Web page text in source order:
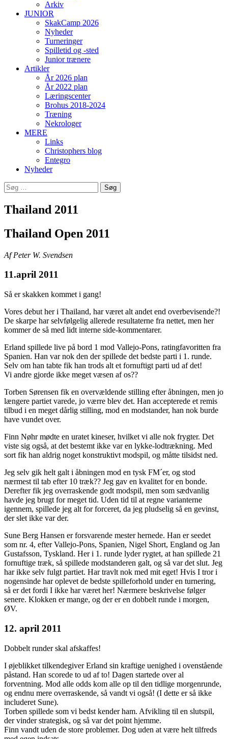
Arkiv
JUNIOR
SkakCamp 2026
Nyheder
Turneringer
Spilletid og -sted
Junior trænere
Artikler
År 2026 plan
År 2022 plan
Læringscenter
Brohus 2018-2024
Træning
Nekrologer
MERE
Links
Christophers blog
Entegro
Nyheder
Søg
efter:
Thailand 2011
Thailand Open 2011
Af Peter W. Svendsen
11.april 2011
Så er skakken kommet i gang!
Vores debut her i Thailand, har været alt andet end overbevisende?!
De skarpe har selvfølgelig allerede resultaterne fra nettet, men her
kommer de så med lidt interne side-kommentarer.
Erland spillede live på bord 1 mod Vallejo-Pons, ratingfavoritten fra
Spanien. Han var nok den der spillede det bedste parti i 1. runde.
Selv om han tabte fik han trods alt et fornuftigt parti ud af det!
Vi andre gjorde ikke meget væsen af os??
Torben Sørensen fik en overvældende stilling efter åbningen, men jo
længere partiet varede, jo værre blev det. Han accepterede et remis
tilbud i en meget dårlig stilling, mod en modstander, han nok burde
have vundet over.
Finn Nøhr mødte en uratet kineser, hvilket vi alle nok frygter. Det
viste sig også, at det bestemt ikke var en lykke-lodtrækning. Med
sort fik han aldrig noget konstruktivt modspil, og måtte tilsidst ned.
Jeg selv gik helt galt i åbningen mod en tysk FM´er, og stod
nærmest til tab efter 10 træk?? Jeg gav en kvalitet for en bonde.
Derefter fik jeg overraskende godt modspil, men som sædvanlig
havde jeg brugt for meget tid. Uden tid til at regne varianterne
igennem, spillede jeg alt for forceret, da jeg pludselig så en gevinst,
der slet ikke var der.
Sune Berg Hansen er forsvarende mester hernede. Han er seedet
som nr. 4, efter Vallejo-Pons, Spanien, Nigel Short, England og Jan
Gustafsson, Tyskland. Her i 1. runde lyder rygtet, at han spillede 21
fornuftige træk, så spillede modstanderen galt, og så var det slut. Jeg
har ikke selv fulgt partiet. Har travlt nok med mit eget! Hvis I tror i
nogensinde har oplevet de bedste spilleforhold under en turnering,
så er det fordi I ikke har været her! Nærmere beskrivelse følger
senere. Klokken er mange, og der er en dobbelt runde i morgen,
ØV.
12. april 2011
Dobbelt runder skal afskaffes!
I øjeblikket tilkendegiver Erland sin kraftige uenighed i ovenstående
påstand. Han scorede to ud af to! Dagen startede over al
forventning. Mod alle odds kom alle op til den tidlige morgenrunde,
og endnu mere overraskende, så vandt vi også! (I dette er så ikke
includeret Sune).
Torben spillede som vi bedst kender ham. Afvikling til en slutspil,
der vinder strategisk, og så var det point hjemme.
Finn vandt uden de store problemer. Dog uden at være helt tilfreds